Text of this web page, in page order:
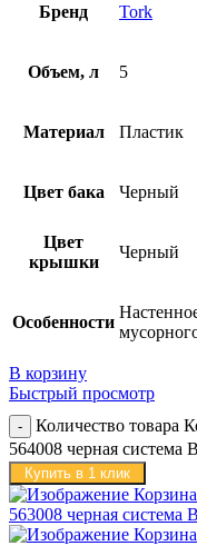
Бренд Tork
Объем, л 5
Материал Пластик
Цвет бака Черный
Цвет
крышки
Черный
Особенности
В корзину
Быстрый просмотр
Количество товара
564008 черная система
Купить в 1 клик